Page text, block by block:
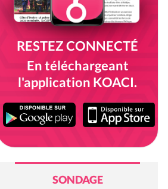
RESTEZ CONNECTÉ
En téléchargeant
l'application KOACI.
SONDAGE